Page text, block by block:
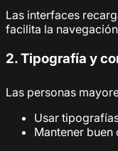
Las interfaces
facilita la
2. Tipografía y
Las personas
Usar
Mantener